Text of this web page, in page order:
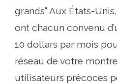
grands” Aux États-
ont chacun convenu
10 dollars par mois
réseau de votre
utilisateurs précoces